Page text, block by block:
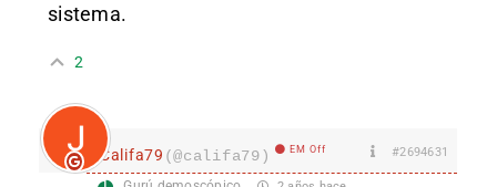
sistema.
2
Califa79 (@califa79) EM Off #2694631